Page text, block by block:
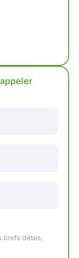
brefs délais,